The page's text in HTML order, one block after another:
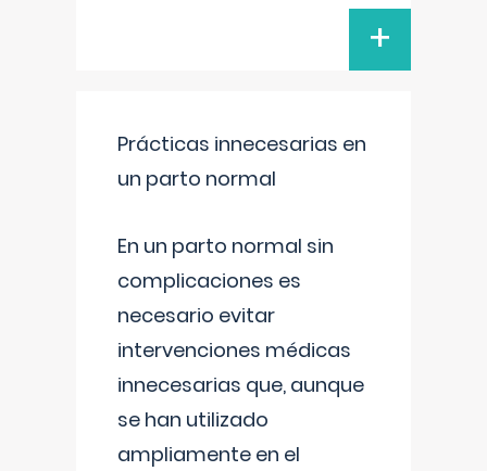
+
Prácticas innecesarias en
un parto normal
En un parto normal sin
complicaciones es
necesario evitar
intervenciones médicas
innecesarias que, aunque
se han utilizado
ampliamente en el